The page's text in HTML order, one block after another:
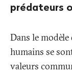
prédateurs
Dans le modèle
humains se
valeurs